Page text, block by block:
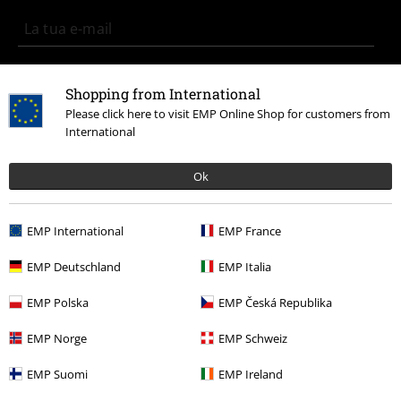
Shopping from International
Please click here to visit EMP Online Shop for customers from
International
Ok
EMP International EMP France
EMP Deutschland EMP Italia
EMP Polska EMP Česká Republika
EMP Norge EMP Schweiz
EMP Suomi EMP Ireland
consenso ad utilizzare i miei dati per ricevere informative periodiche
riguardanti i prodotti trattati. Sono al corrente che i miei dati personali
verranno gestiti in conformità con la
Politica sulla Privacy
tale consenso in qualunque momento, tramite il link di disiscrizione
per annullare liscrizione alla newsletter.
*Attivo per 4 settimane. Non utilizzabile in combinazione con altri codici
promozionali. Lo sconto verrà applicato dopo aver inserito il codice nel
campo dedicato del carrello. Libri, media (CD, DVD, vinili, ecc.), Funko
Pop!, biglietti, articoli Rammstein, (Till) Lindemann, Die Ärzte, Die Toten
articoli che prevedono una donazione nel prezzo sono esclusi dalla